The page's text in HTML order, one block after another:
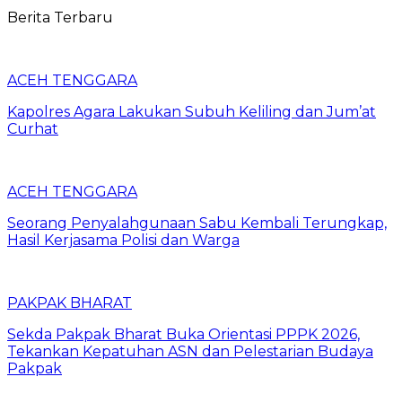
Berita Terbaru
ACEH TENGGARA
Kapolres Agara Lakukan Subuh Keliling dan Jum’at
Curhat
ACEH TENGGARA
Seorang Penyalahgunaan Sabu Kembali Terungkap,
Hasil Kerjasama Polisi dan Warga
PAKPAK BHARAT
Sekda Pakpak Bharat Buka Orientasi PPPK 2026,
Tekankan Kepatuhan ASN dan Pelestarian Budaya
Pakpak